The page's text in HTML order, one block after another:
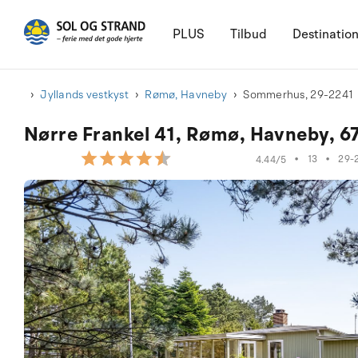
PLUS Tilbud
Jyllands vestkyst Rømø, Havneby Sommerhus, 29-2241
Nørre Frankel 41, Rømø, Havneby,
4.44/5 • 13 • 29-